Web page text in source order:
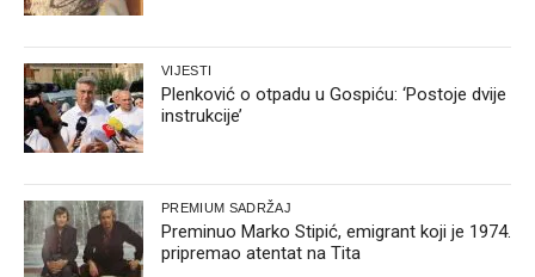
VIJESTI
Plenković o otpadu u Gospiću: ‘Postoje dvije
instrukcije’
PREMIUM SADRŽAJ
Preminuo Marko Stipić, emigrant koji je 1974.
pripremao atentat na Tita